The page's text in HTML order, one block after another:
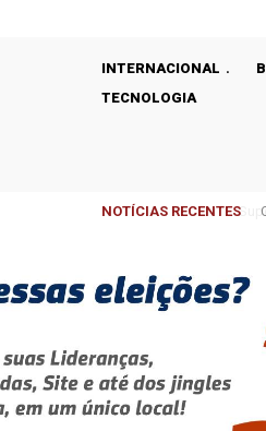
INTERNACIONAL
TECNOLOGIA
NOTÍCIAS RECENTES